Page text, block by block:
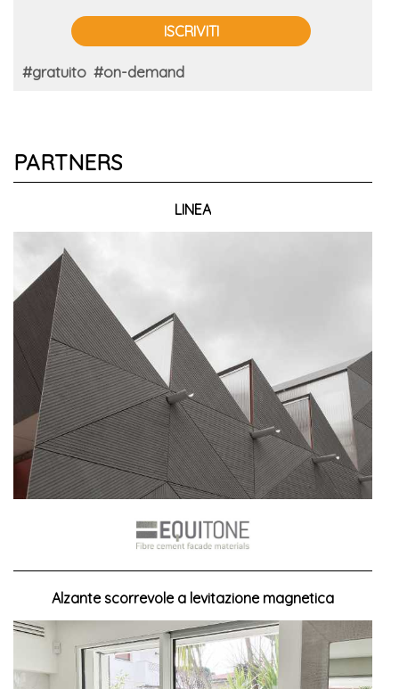
ISCRIVITI
#gratuito #on-demand
PARTNERS
LINEA
Alzante scorrevole a levitazione magnetica